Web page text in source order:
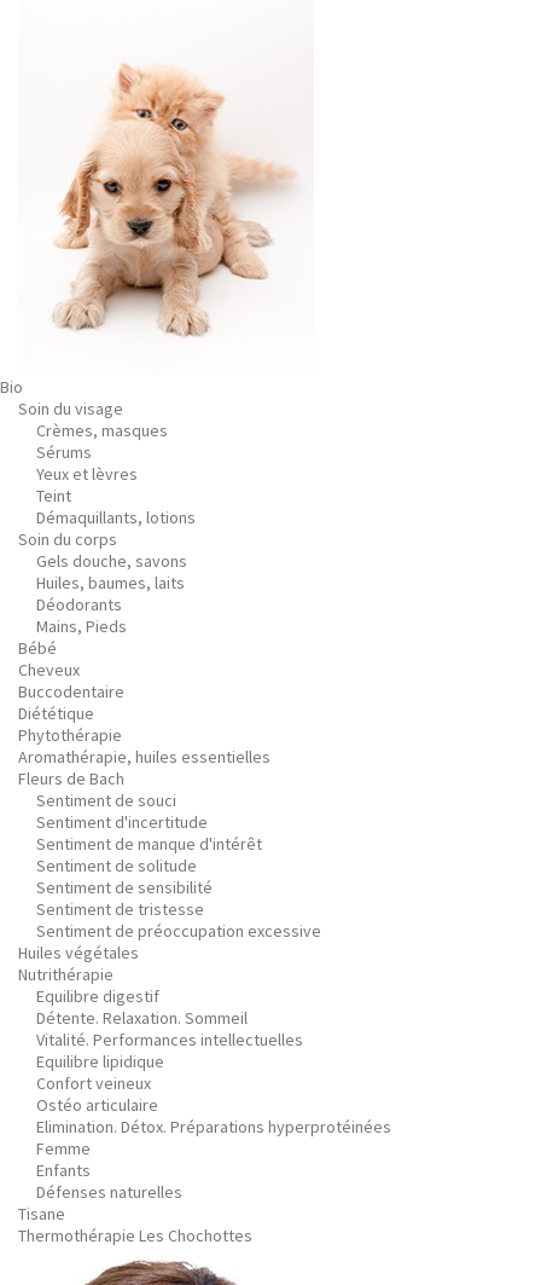
Bio
Soin du visage
Crèmes, masques
Sérums
Yeux et lèvres
Teint
Démaquillants, lotions
Soin du corps
Gels douche, savons
Huiles, baumes, laits
Déodorants
Mains, Pieds
Bébé
Cheveux
Buccodentaire
Diététique
Phytothérapie
Aromathérapie, huiles essentielles
Fleurs de Bach
Sentiment de souci
Sentiment d'incertitude
Sentiment de manque d'intérêt
Sentiment de solitude
Sentiment de sensibilité
Sentiment de tristesse
Sentiment de préoccupation excessive
Huiles végétales
Nutrithérapie
Equilibre digestif
Détente. Relaxation. Sommeil
Vitalité. Performances intellectuelles
Equilibre lipidique
Confort veineux
Ostéo articulaire
Elimination. Détox. Préparations hyperprotéinées
Femme
Enfants
Défenses naturelles
Tisane
Thermothérapie Les Chochottes